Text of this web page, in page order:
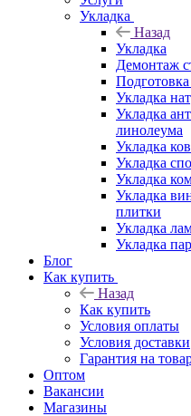
Укладка
Назад
Укладка
Демонтаж
Укладка
Укладка
линолеума
Укладка
Укладка
Укладка
Укладка
плитки
Укладка
Укладка
Блог
Как купить
Назад
Как купить
Условия оплаты
Условия доставки
Гарантия на
Оптом
Вакансии
Магазины